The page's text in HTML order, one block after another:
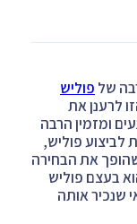
של פוליש
לרענן את
ומזמין הרבה
לביצוע פוליש,
את הבחירה
בעצם פוליש
שנכיר אותה